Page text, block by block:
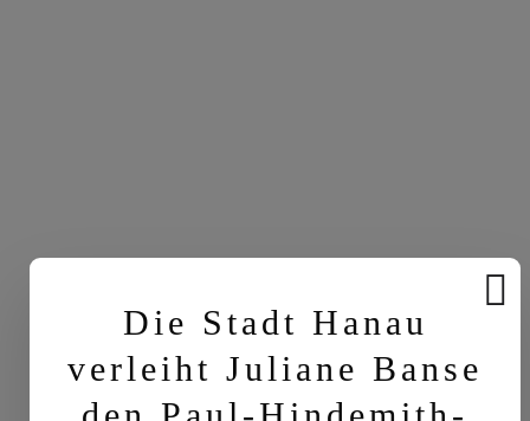
Die Stadt Hanau
verleiht Juliane Banse